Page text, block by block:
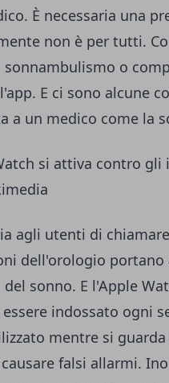
È necessaria una
non è per tutti.
o
E ci sono alcune
a un medico come la
agli utenti di
dell'orologio
sonno. E l'Apple
indossato ogni
mentre si
falsi allarmi.